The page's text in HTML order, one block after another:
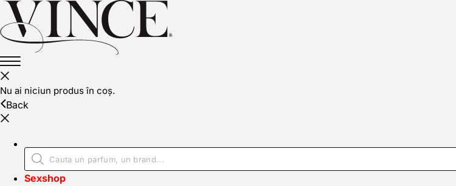
Nu ai niciun produs în coș.
Back
Sexshop